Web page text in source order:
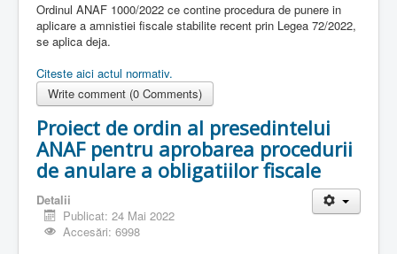
Ordinul ANAF 1000/2022 ce contine procedura de punere in
aplicare a amnistiei fiscale stabilite recent prin Legea 72/2022,
se aplica deja.
Citeste aici actul normativ.
Write comment (0 Comments)
Proiect de ordin al presedintelui
ANAF pentru aprobarea procedurii
de anulare a obligatiilor fiscale
Detalii
Publicat: 24 Mai 2022
Accesări: 6998